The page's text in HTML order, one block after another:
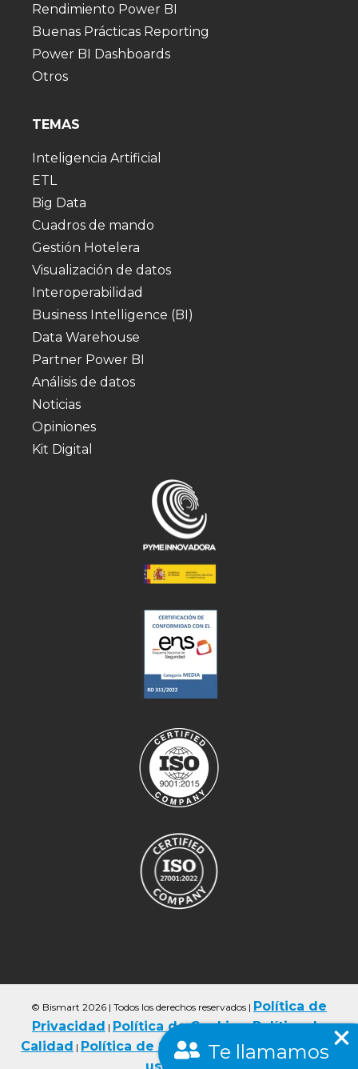
Te llamamos
Rendimiento Power BI
Buenas Prácticas Reporting
Power BI Dashboards
Otros
TEMAS
Inteligencia Artificial
ETL
Big Data
Cuadros de mando
Gestión Hotelera
Visualización de datos
Interoperabilidad
Business Intelligence (BI)
Data Warehouse
Partner Power BI
Análisis de datos
Noticias
Opiniones
Kit Digital
© Bismart 2026 | Todos los derechos reservados | Política de
Privacidad | Política de Cookies | Política de
Calidad | Política de Seguriad | Condiciones de
uso